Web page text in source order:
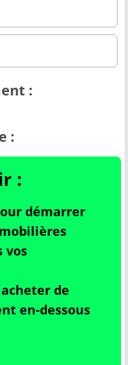
:
:
:
démarrer
vos
de
en-dessous